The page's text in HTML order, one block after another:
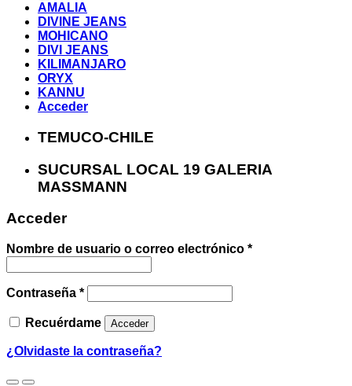
AMALIA
DIVINE JEANS
MOHICANO
DIVI JEANS
KILIMANJARO
ORYX
KANNU
Acceder
TEMUCO-CHILE
SUCURSAL LOCAL 19 GALERIA
MASSMANN
Acceder
Nombre de usuario o correo electrónico *
Contraseña *
Recuérdame Acceder
¿Olvidaste la contraseña?